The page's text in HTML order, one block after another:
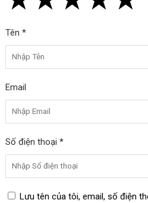
Tên *
Email
Số điện thoại *
Lưu tên của tôi, email, số điện